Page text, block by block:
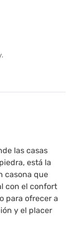
las casas
está la
casona que
con el confort
para ofrecer a
y el placer